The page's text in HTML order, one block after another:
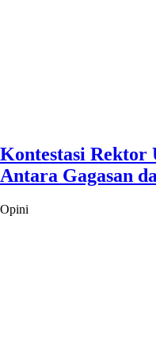
Kontestasi Rektor
Antara Gagasan
Opini